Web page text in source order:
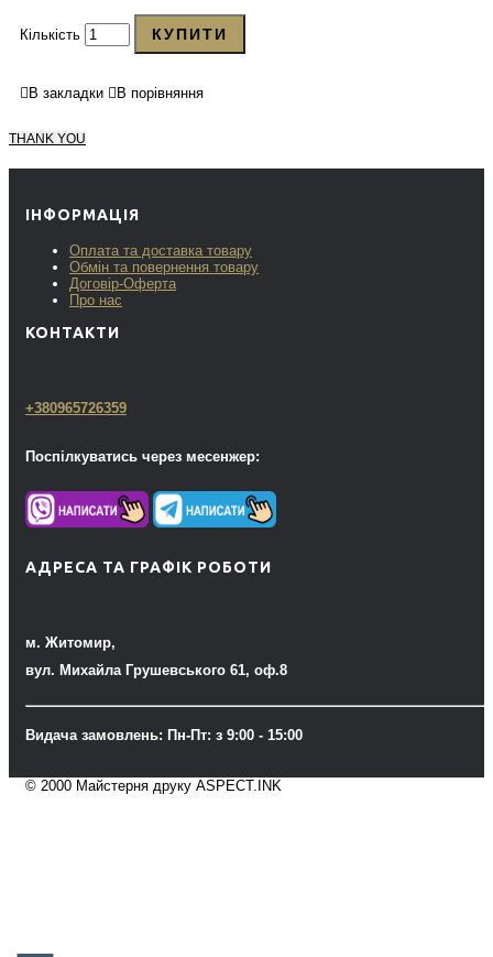
Кількість КУПИТИ
В закладки В порівняння
THANK YOU
ІНФОРМАЦІЯ
Оплата та доставка товару
Обмін та повернення товару
Договір-Оферта
Про нас
КОНТАКТИ
+380965726359
Поспілкуватись через месенжер:
АДРЕСА ТА ГРАФІК РОБОТИ
м. Житомир,
вул. Михайла Грушевського 61, оф.8
Видача замовлень: Пн-Пт: з 9:00 - 15:00
© 2000 Майстерня друку ASPECT.INK